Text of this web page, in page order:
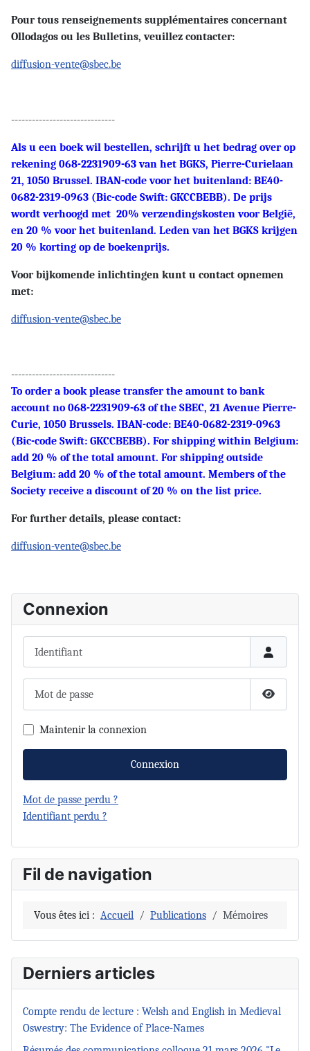
Pour tous renseignements supplémentaires concernant
Ollodagos ou les Bulletins, veuillez contacter:
diffusion-vente@sbec.be
------------------------------
Als u een boek wil bestellen, schrijft u het bedrag over op
rekening 068-2231909-63 van het BGKS, Pierre-Curielaan
21, 1050 Brussel. IBAN-code voor het buitenland: BE40-
0682-2319-0963 (Bic-code Swift: GKCCBEBB). De prijs
wordt verhoogd met 20% verzendingskosten voor België,
en 20 % voor het buitenland. Leden van het BGKS krijgen
20 % korting op de boekenprijs.
Voor bijkomende inlichtingen kunt u contact opnemen
met:
diffusion-vente@sbec.be
------------------------------
To order a book please transfer the amount to bank
account no 068-2231909-63 of the SBEC, 21 Avenue Pierre-
Curie, 1050 Brussels. IBAN-code: BE40-0682-2319-0963
(Bic-code Swift: GKCCBEBB). For shipping within Belgium:
add 20 % of the total amount. For shipping outside
Belgium: add 20 % of the total amount. Members of the
Society receive a discount of 20 % on the list price.
For further details, please contact:
diffusion-vente@sbec.be
Connexion
Afficher
Maintenir la connexion
Connexion
Mot de passe perdu ?
Identifiant perdu ?
Fil de navigation
Vous êtes ici : Accueil Publications Mémoires
Derniers articles
Compte rendu de lecture : Welsh and English in Medieval
Oswestry: The Evidence of Place-Names